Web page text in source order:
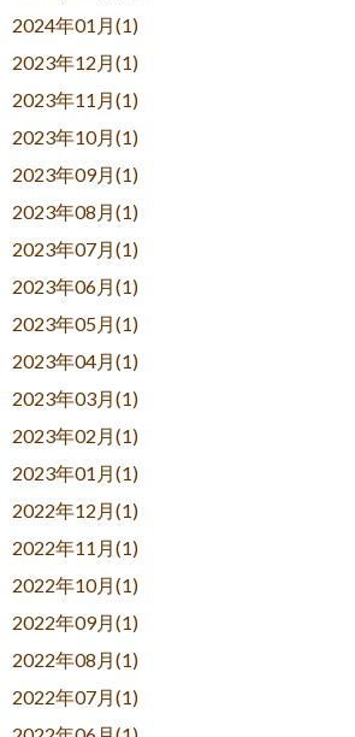
2024年01月(1)
2023年12月(1)
2023年11月(1)
2023年10月(1)
2023年09月(1)
2023年08月(1)
2023年07月(1)
2023年06月(1)
2023年05月(1)
2023年04月(1)
2023年03月(1)
2023年02月(1)
2023年01月(1)
2022年12月(1)
2022年11月(1)
2022年10月(1)
2022年09月(1)
2022年08月(1)
2022年07月(1)